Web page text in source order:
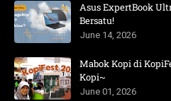
Asus ExpertBook
Bersatu!
June 14, 2026
Mabok Kopi di
Kopi~
June 01, 2026